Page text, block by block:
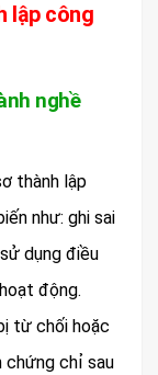
lập công
nghề
thành lập
như: ghi sai
dụng điều
động.
từ chối hoặc
chứng chỉ sau